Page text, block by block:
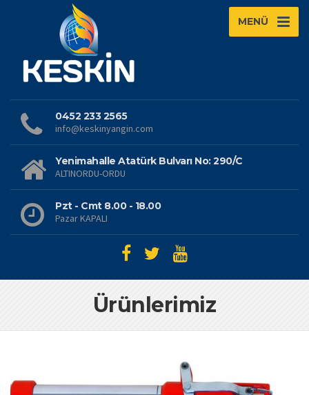
MENÜ
0452 233 2565
info@keskinyangin.com
Yenimahalle Atatürk Bulvarı No: 290/C
ALTINORDU-ORDU
Pzt - Cmt 8.00 - 18.00
Pazar KAPALI
Ürünlerimiz